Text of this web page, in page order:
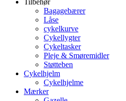
Tilbehør
Bagagebærer
Låse
cykelkurve
Cykellygter
Cykeltasker
Pleje & Smøremidler
Støtteben
Cykelhjelm
Cykelhjelme
Mærker